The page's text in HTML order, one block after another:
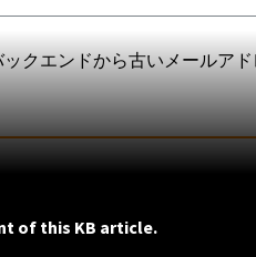
クエンドから古いメールアド
of this KB article.